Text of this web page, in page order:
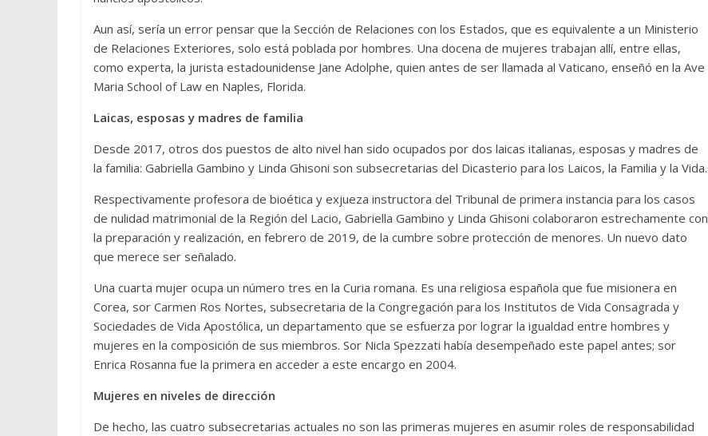
Aun así, sería un error pensar que la Sección de Relaciones con los Estados, que es equivalente a un Ministerio
de Relaciones Exteriores, solo está poblada por hombres. Una docena de mujeres trabajan allí, entre ellas,
como experta, la jurista estadounidense Jane Adolphe, quien antes de ser llamada al Vaticano, enseñó en la Ave
Maria School of Law en Naples, Florida.
Laicas, esposas y madres de familia
Desde 2017, otros dos puestos de alto nivel han sido ocupados por dos laicas italianas, esposas y madres de
la familia: Gabriella Gambino y Linda Ghisoni son subsecretarias del Dicasterio para los Laicos, la Familia y la Vida.
Respectivamente profesora de bioética y exjueza instructora del Tribunal de primera instancia para los casos
de nulidad matrimonial de la Región del Lacio, Gabriella Gambino y Linda Ghisoni colaboraron estrechamente con
la preparación y realización, en febrero de 2019, de la cumbre sobre protección de menores. Un nuevo dato
que merece ser señalado.
Una cuarta mujer ocupa un número tres en la Curia romana. Es una religiosa española que fue misionera en
Corea, sor Carmen Ros Nortes, subsecretaria de la Congregación para los Institutos de Vida Consagrada y
Sociedades de Vida Apostólica, un departamento que se esfuerza por lograr la igualdad entre hombres y
mujeres en la composición de sus miembros. Sor Nicla Spezzati había desempeñado este papel antes; sor
Enrica Rosanna fue la primera en acceder a este encargo en 2004.
Mujeres en niveles de dirección
De hecho, las cuatro subsecretarias actuales no son las primeras mujeres en asumir roles de responsabilidad